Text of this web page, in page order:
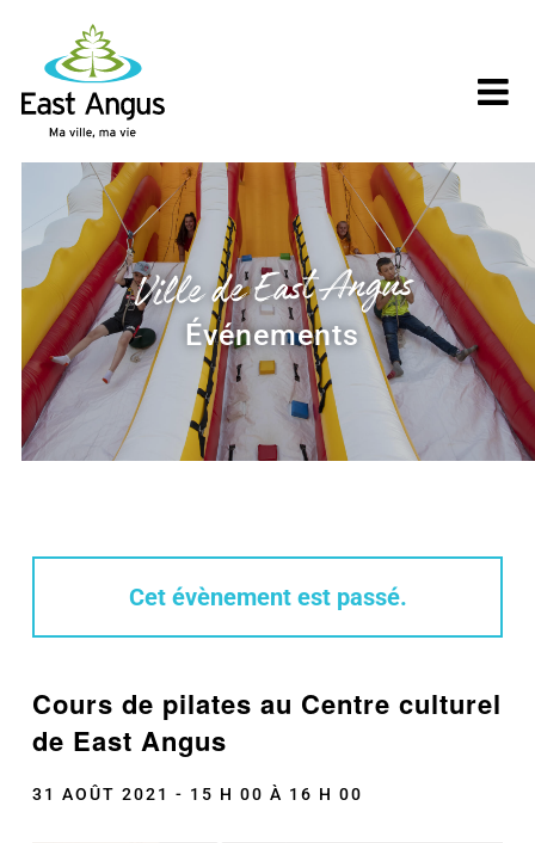
content
Ville de East Angus
Événements
Cet évènement est passé.
Cours de pilates au Centre culturel
de East Angus
31 AOÛT 2021 - 15 H 00 À 16 H 00